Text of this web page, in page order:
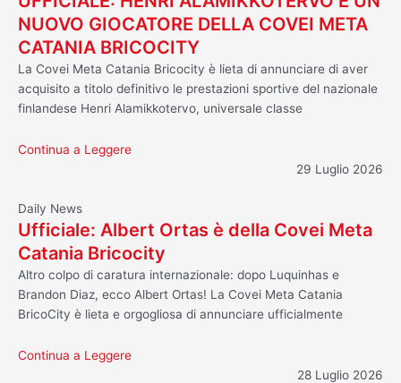
NUOVO GIOCATORE DELLA COVEI META
CATANIA BRICOCITY
La Covei Meta Catania Bricocity è lieta di annunciare di aver
acquisito a titolo definitivo le prestazioni sportive del nazionale
finlandese Henri Alamikkotervo, universale classe
Continua a Leggere
29 Luglio 2026
Daily News
Ufficiale: Albert Ortas è della Covei Meta
Catania Bricocity
Altro colpo di caratura internazionale: dopo Luquinhas e
Brandon Diaz, ecco Albert Ortas! La Covei Meta Catania
BricoCity è lieta e orgogliosa di annunciare ufficialmente
Continua a Leggere
28 Luglio 2026